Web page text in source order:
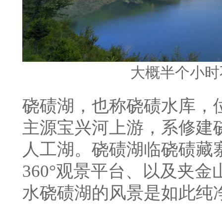
大概半个小
硗碛湖，也称硗碛水库，
主源宝兴河上游，系修建
人工湖。硗碛湖临硗碛
360°观景平台、以及夹
水硗碛湖的风景是如此纯